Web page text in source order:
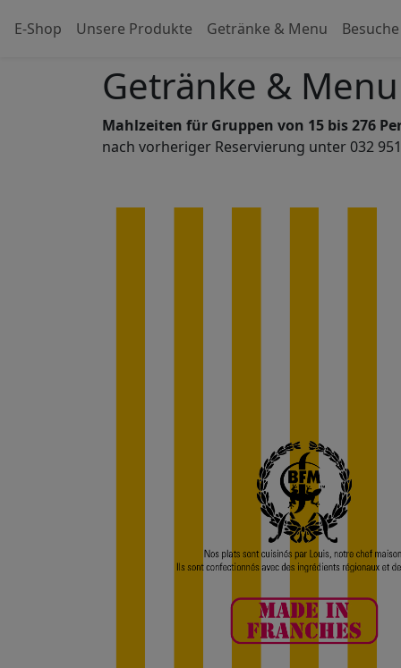
E-Shop Unsere Produkte Getränke & Menu Besuche
Getränke & Menu
Mahlzeiten für Gruppen von 15 bis 276
nach vorheriger Reservierung unter 032